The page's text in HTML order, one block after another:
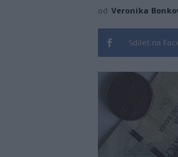
od Veronika
Sdílet na